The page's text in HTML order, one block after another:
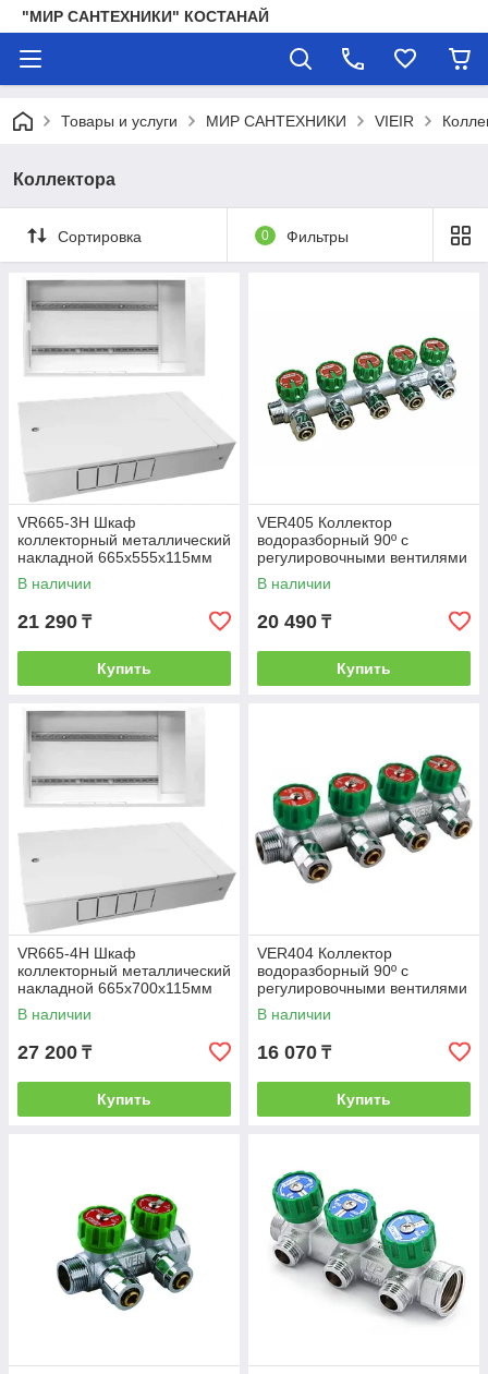
"МИР САНТЕХНИКИ" КОСТАНАЙ
Товары и услуги МИР САНТЕХНИКИ VIEIR
Коллектора
Сортировка 0 Фильтры
VR665-3H Шкаф
коллекторный металлический
накладной 665х555х115мм
(1шт)(Ral9016-шрн-2)
В наличии
21 290 ₸
Купить
VER405 Коллектор
водоразборный 90º с
регулировочными вентилями
и цангами 3/4"х 16 - 5 выхода
VER-PRO
В наличии
20 490 ₸
Купить
VR665-4H Шкаф
коллекторный металлический
накладной 665х700х115мм
(1шт)(Ral9016-шрн-3)
В наличии
27 200 ₸
Купить
VER404 Коллектор
водоразборный 90º с
регулировочными вентилями
и цангами 3/4"х 16 - 4 выхода
VER-PRO
В наличии
16 070 ₸
Купить